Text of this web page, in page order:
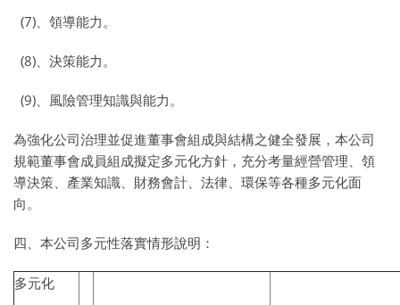
(7)、領導能力。
(8)、決策能力。
(9)、風險管理知識與能力。
為強化公司治理並促進董事會組成與結構之健全發展，本公司
規範董事會成員組成擬定多元化方針，充分考量經營管理、領
導決策、產業知識、財務會計、法律、環保等各種多元化面
向。
四、本公司多元性落實情形說明：
多元化